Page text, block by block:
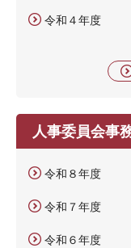
令和４年度
人事委員会事
令和８年度
令和７年度
令和６年度